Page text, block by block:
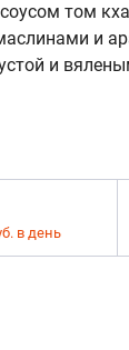
том
и
и
в день